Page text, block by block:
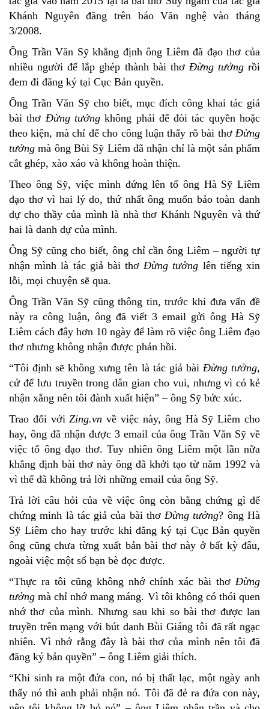
Khánh Nguyên đăng trên báo Văn nghệ vào tháng
3/2008.
Ông Trần Văn Sỹ khẳng định ông Liêm đã đạo thơ của
nhiều người để lắp ghép thành bài thơ Đừng tưởngrồi
đem đi đăng ký tại Cục Bản quyền.
Ông Trần Văn Sỹ cho biết, mục đích công khai tác giả
bài thơ Đừng tưởngkhông phải để đòi tác quyền hoặc
theo kiện, mà chỉ để cho công luận thấy rõ bài thơ Đừng
tưởng mà ông Bùi Sỹ Liêm đã nhận chỉ là một sản phẩm
cắt ghép, xào xáo và không hoàn thiện.
Theo ông Sỹ, việc mình đứng lên tố ông Hà Sỹ Liêm
đạo thơ vì hai lý do, thứ nhất ông muốn bảo toàn danh
dự cho thầy của mình là nhà thơ Khánh Nguyên và thứ
hai là danh dự của mình.
Ông Sỹ cũng cho biết, ông chỉ cần ông Liêm – người tự
nhận mình là tác giả bài thơĐừng tưởng lên tiếng xin
lỗi, mọi chuyện sẽ qua.
Ông Trần Văn Sỹ cũng thông tin, trước khi đưa vấn đề
này ra công luận, ông đã viết 3 email gửi ông Hà Sỹ
Liêm cách đây hơn 10 ngày để làm rõ việc ông Liêm đạo
thơ nhưng không nhận được phản hồi.
“Tôi định sẽ không xưng tên là tác giả bài Đừng tưởng,
cứ để lưu truyền trong dân gian cho vui, nhưng vì có kẻ
nhận xằng nên tôi đành xuất hiện” – ông Sỹ bức xúc.
Trao đổi vớiZing.vn về việc này, ông Hà Sỹ Liêm cho
hay, ông đã nhận được 3 email của ông Trần Văn Sỹ về
việc tố ông đạo thơ. Tuy nhiên ông Liêm một lần nữa
khẳng định bài thơ này ông đã khởi tạo từ năm 1992 và
vì thế đã không trả lời những email của ông Sỹ.
Trả lời câu hỏi của về việc ông còn bằng chứng gì để
chứng minh là tác giả của bài thơĐừng tưởng? ông Hà
Sỹ Liêm cho hay trước khi đăng ký tại Cục Bản quyền
ông cũng chưa từng xuất bản bài thơ này ở bất kỳ đâu,
ngoài việc một số bạn bè đọc được.
“Thực ra tôi cũng không nhớ chính xác bài thơ Đừng
tưởng mà chỉ nhớ mang máng. Vì tôi không có thói quen
nhớ thơ của mình. Nhưng sau khi so bài thơ được lan
truyền trên mạng với bút danh Bùi Giáng tôi đã rất ngạc
nhiên. Vì nhớ rằng đây là bài thơ của mình nên tôi đã
đăng ký bản quyền” – ông Liêm giải thích.
“Khi sinh ra một đứa con, nó bị thất lạc, một ngày anh
thấy nó thì anh phải nhận nó. Tôi đã đẻ ra đứa con này,